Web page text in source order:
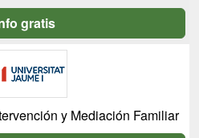
gratis
y Mediación Familiar